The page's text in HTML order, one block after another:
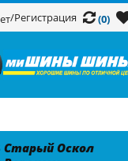
/Регистрация (0)
Старый Оскол